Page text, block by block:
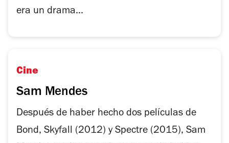
era un drama...
Cine
Sam Mendes
Después de haber hecho dos películas de
Bond, Skyfall (2012) y Spectre (2015), Sam